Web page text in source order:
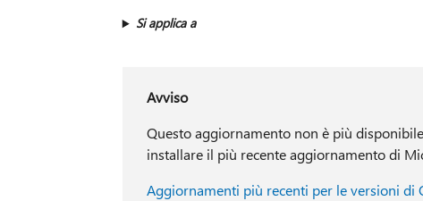
Si applica a
Avviso
Questo aggiornamento non è più
installare il più recente aggiornamento di
Aggiornamenti più recenti per le versioni di